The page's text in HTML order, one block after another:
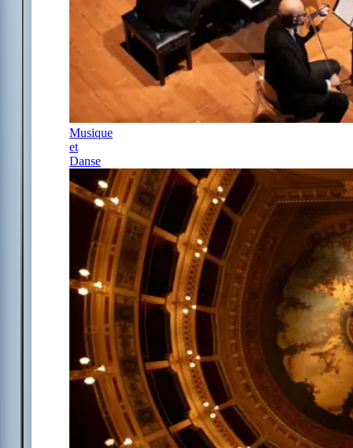
Musique
et
Danse